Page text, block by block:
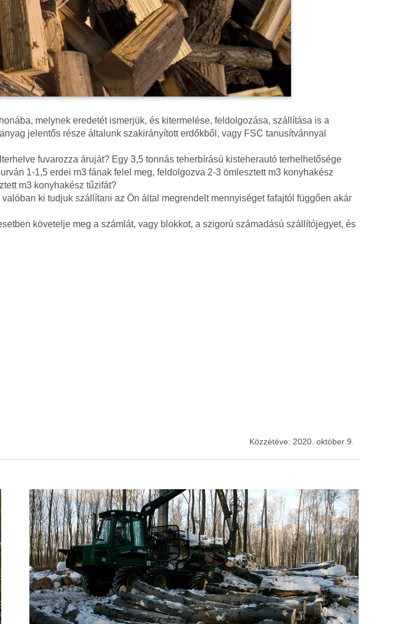
melynek eredetét ismerjük, és kitermelése, feldolgozása, szállítása is a
jelentős része általunk szakirányított erdőkből, vagy FSC tanusítvánnyal
fuvarozza áruját? Egy 3,5 tonnás teherbírású kisteherautó terhelhetősége
1-1,5 erdei m3 fának felel meg, feldolgozva 2-3 ömlesztett m3 konyhakész
m3 konyhakész tűzifát?
ki tudjuk szállítani az Ön által megrendelt mennyiséget fafajtól függően akár
követelje meg a számlát, vagy blokkot, a szigorú számadású szállítójegyet, és
Közzétéve: 2020. október 9.